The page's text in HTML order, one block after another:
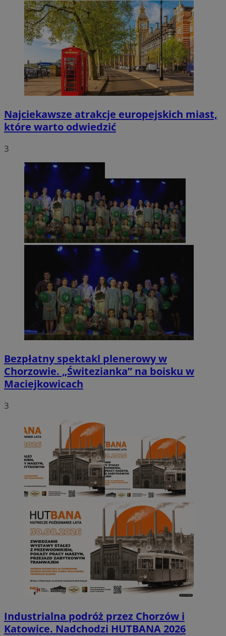
Najciekawsze atrakcje europejskich miast,
które warto odwiedzić
3
Bezpłatny spektakl plenerowy w
Chorzowie. „Świtezianka” na boisku w
Maciejkowicach
3
Industrialna podróż przez Chorzów i
Katowice. Nadchodzi HUTBANA 2026